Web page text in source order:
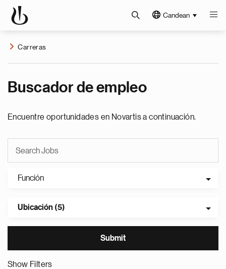
Candean
Carreras
Buscador de empleo
Encuentre oportunidades en Novartis a continuación.
Función
Ubicación (5)
Show Filters